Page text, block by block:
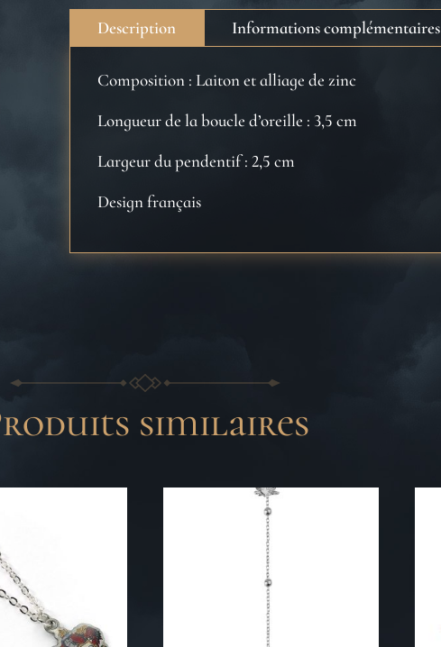
Harry
PotterDescription Informations complémentaires
Composition : Laiton et alliage de zinc
Longueur de la boucle d’oreille : 3,5 cm
Largeur du pendentif : 2,5 cm
Design français
similaires